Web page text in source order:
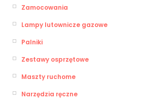
Zamocowania
Lampy lutownicze gazowe
Palniki
Zestawy osprzętowe
Maszty ruchome
Narzędzia ręczne